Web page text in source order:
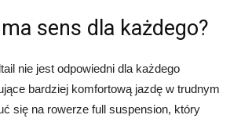
sens dla każdego?
nie jest odpowiedni dla każdego
bardziej komfortową jazdę w trudnym
się na rowerze full suspension, który